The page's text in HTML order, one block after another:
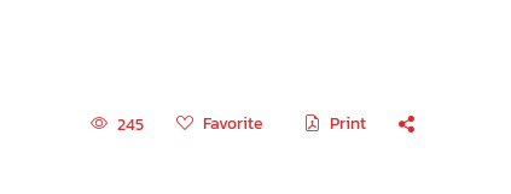
245 Favorite Print